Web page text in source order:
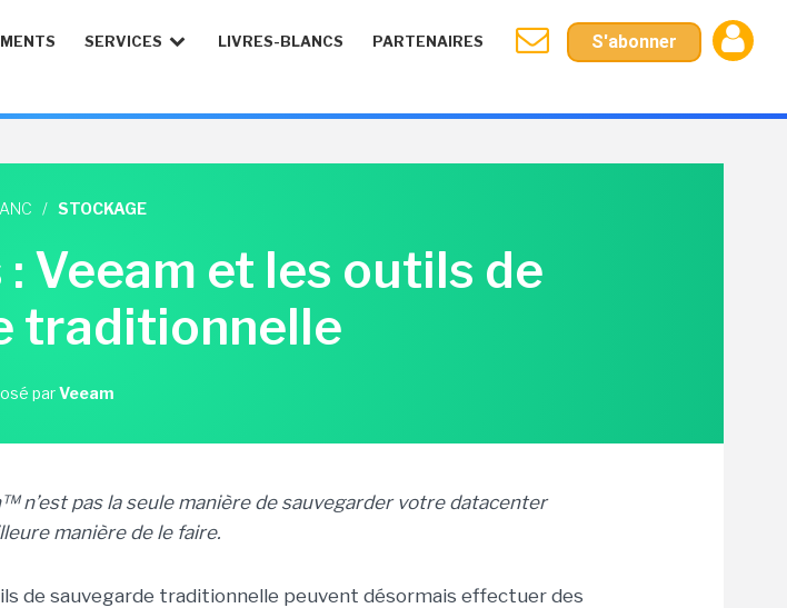
SERVICES LIVRES-BLANCS PARTENAIRES S'abonner
/ STOCKAGE
Veeam et les outils de
traditionnelle
parVeeam
n’est pas la seule manière de sauvegarder votre datacenter
manière de le faire.
de sauvegarde traditionnelle peuvent désormais effectuer des